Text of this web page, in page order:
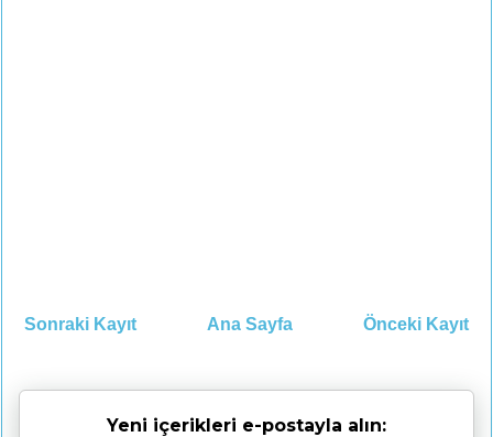
Sonraki Kayıt Önceki Kayıt
Ana Sayfa
Yeni içerikleri e-postayla alın: